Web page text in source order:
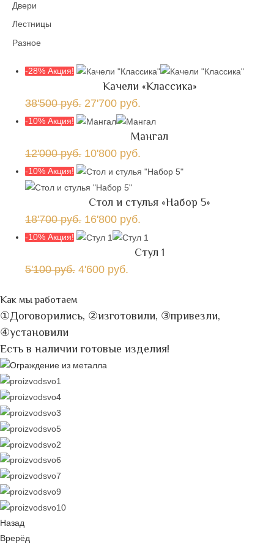
Двери
Лестницы
Разное
-28% Акция!
Качели «Классика»
38'500руб. 27'700 руб.
-10% Акция!
Мангал
12'000руб. 10'800 руб.
-10% Акция!
Стол и стулья «Набор 5»
18'700руб. 16'800 руб.
-10% Акция!
Стул 1
5'100руб. 4'600 руб.
Как мы работаем
①Договорились, ②изготовили, ③привезли,
④установили
Есть в наличии готовые изделия!
Назад
Врерёд